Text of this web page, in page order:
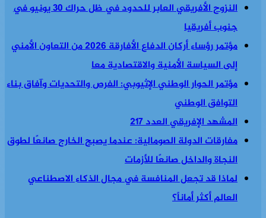
النزوح الأفريقي العابر للحدود في ظل حراك 30 يونيو في
جنوب أفريقيا
مؤتمر رؤساء أركان الدفاع الأفارقة 2026 من التعاون الأمني
إلى السياسة الأمنية والاقتصادية معا
مؤتمر الحوار الوطني الإثيوبي: الفرص والتحديات وآفاق بناء
التوافق الوطني
المشهد الإفريقي العدد 217
مفارقات الدولة الصومالية: عندما يصبح الخارج صانعًا لطوق
النجاة والداخل صانعًا للأزمات
لماذا قد تجعل المنافسة في مجال الذكاء الاصطناعي
العالم أكثر أماناً؟